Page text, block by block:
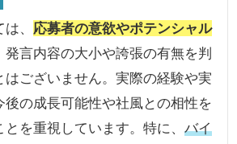
、 応募者の意欲やポテンシャル
発言内容の大小や誇張の有無を判
はございません。実際の経験や実
後の成長可能性や社風との相性を
とを重視しています。特に、バイ